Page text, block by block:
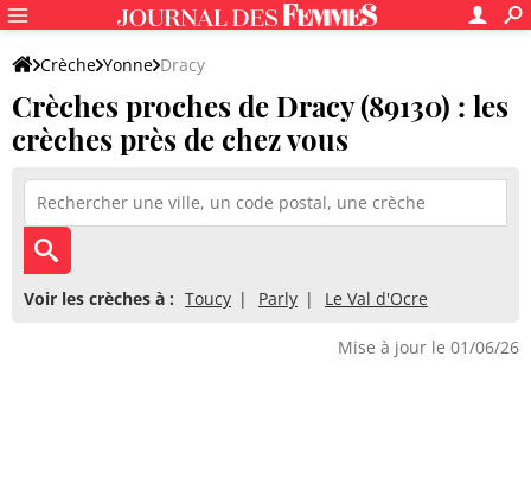
Crèche Yonne Dracy
Crèches proches de Dracy (89130) : les
crèches près de chez vous
Voir les crèches à : Toucy Parly Le Val d'Ocre
Mise à jour le 01/06/26